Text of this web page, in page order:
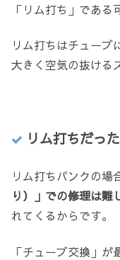
「リム打ち」である
リム打ちはチューブ
大きく空気の抜ける
リム打ちだっ
リム打ちパンクの場
り）」での修理は難
れてくるからです。
「チューブ交換」